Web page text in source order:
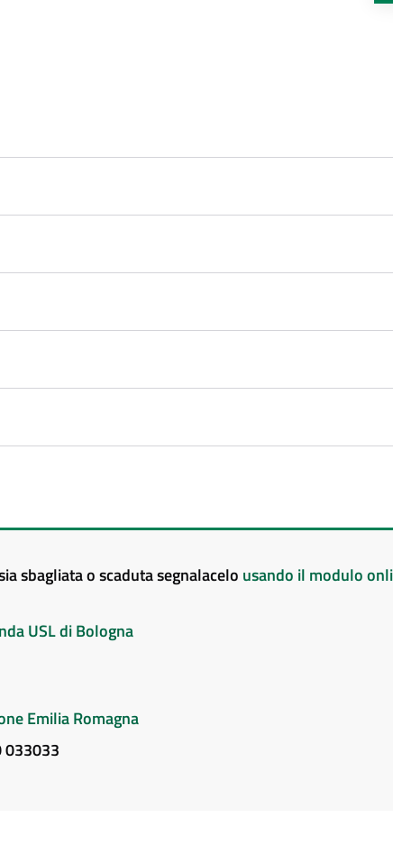
sbagliata o scaduta segnalacelo usando il modulo
USL di Bologna
Emilia Romagna
033033